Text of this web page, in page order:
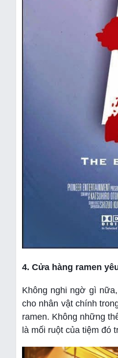
4. Cửa hàng ramen
Không nghi ngờ gì
cho nhân vật chính
ramen. Không những
là mối ruột của tiệm đó